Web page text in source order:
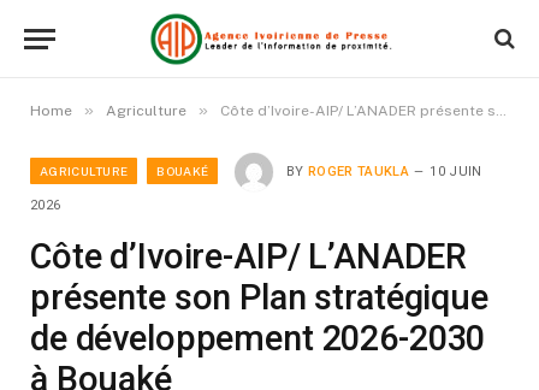
Home » Agriculture » Côte d’Ivoire-AIP/ L’ANADER présente son Plan stratégique de développement 2026-2030 à Bouaké
AGRICULTURE BOUAKÉ BY ROGER TAUKLA 10 JUIN
2026
Côte d’Ivoire-AIP/ L’ANADER
présente son Plan stratégique
de développement 2026-2030
à Bouaké